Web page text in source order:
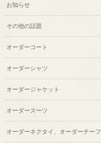
お知らせ
その他の話題
オーダーコート
オーダーシャツ
オーダージャケット
オーダースーツ
オーダーネクタイ、オーダーチーフ